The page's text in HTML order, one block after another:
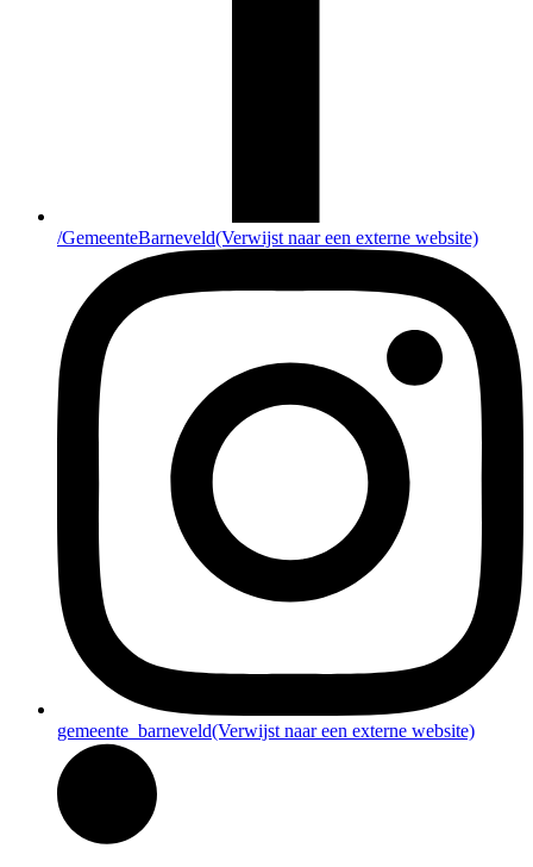
/GemeenteBarneveld(Verwijst naar een externe website)
gemeente_barneveld(Verwijst naar een externe website)